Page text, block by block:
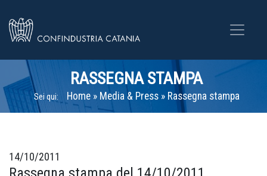
RASSEGNA STAMPA
Sei qui: Home» Media & Press» Rassegna stampa
14/10/2011